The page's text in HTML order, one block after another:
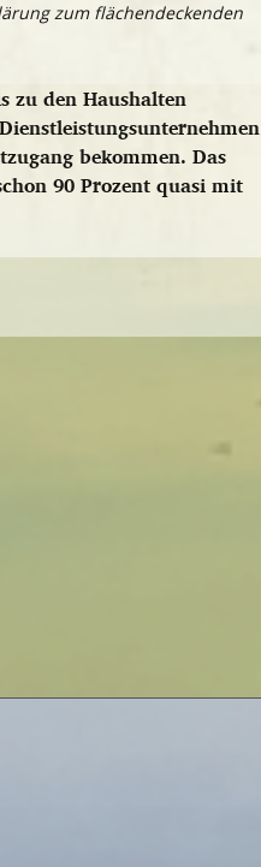
zum flächendeckenden
zu den Haushalten
bekommen. Das
90 Prozent quasi mit